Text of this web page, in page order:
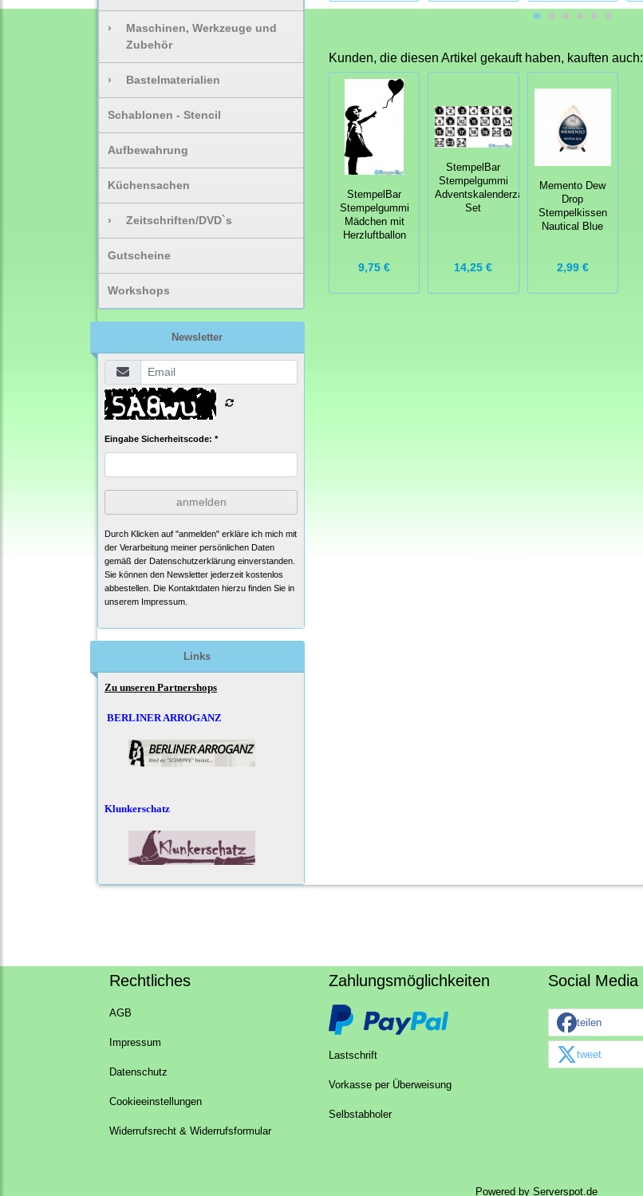
›
Maschinen, Werkzeuge und
Zubehör
› Bastelmaterialien
Schablonen - Stencil
Aufbewahrung
Küchensachen
› Zeitschriften/DVD`s
Gutscheine
Workshops
Newsletter
Eingabe Sicherheitscode: *
anmelden
Durch Klicken auf "anmelden" erkläre ich mich mit
der Verarbeitung meiner persönlichen Daten
gemäß der Datenschutzerklärung einverstanden.
Sie können den Newsletter jederzeit kostenlos
abbestellen. Die Kontaktdaten hierzu finden Sie in
unserem Impressum.
Links
Zu unseren Partnershops
BERLINER ARROGANZ
Klunkerschatz
Kunden, die diesen Artikel gekauft haben, kauften auch:
StempelBar
Stempelgummi
Mädchen mit
Herzluftballon
9,75 €
StempelBar
Stempelgummi
Adventskalenderzahlen-
Set
14,25 €
Memento Dew
Drop
Stempelkissen
Nautical Blue
2,99 €
Rechtliches
AGB
Impressum
Datenschutz
Cookieeinstellungen
Widerrufsrecht & Widerrufsformular
Zahlungsmöglichkeiten
Lastschrift
Vorkasse per Überweisung
Selbstabholer
Social Media
teilen
tweet
Powered by Serverspot.de